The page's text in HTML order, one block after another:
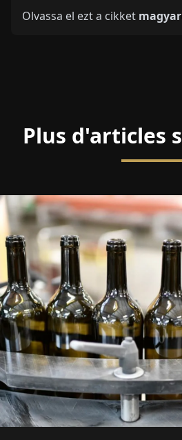
Olvassa el ezt a cikket
Plus d'articles